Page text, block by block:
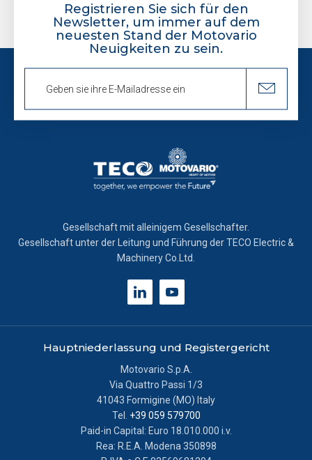
Registrieren Sie sich für den
Newsletter, um immer auf dem
neuesten Stand der Motovario
Neuigkeiten zu sein.
Gesellschaft mit alleinigem Gesellschafter.
Gesellschaft unter der Leitung und Führung der TECO Electric &
Machinery Co.Ltd.
Hauptniederlassung und Registergericht
Motovario S.p.A.
Via Quattro Passi 1/3
41043 Formigine (MO) Italy
Tel. +39 059 579700
Paid-in Capital: Euro 18.010.000 i.v.
Rea: R.E.A. Modena 350898